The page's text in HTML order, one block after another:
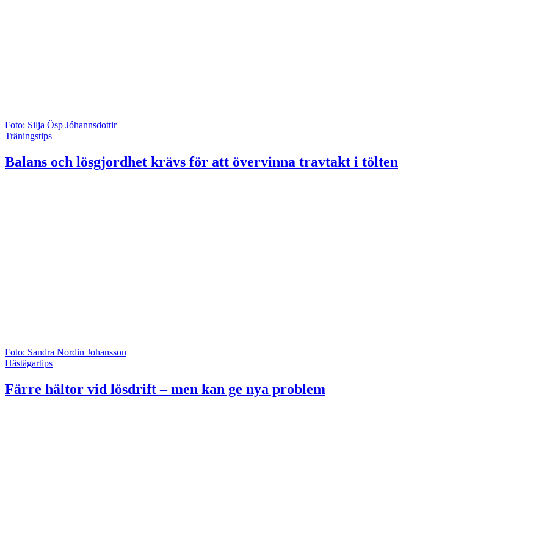
Foto: Silja Ösp Jóhannsdottir
Träningstips
Balans och lösgjordhet krävs för att övervinna travtakt i tölten
Foto: Sandra Nordin Johansson
Hästägartips
Färre hältor vid lösdrift – men kan ge nya problem